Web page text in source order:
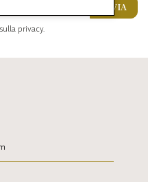
privacy.
INVIA